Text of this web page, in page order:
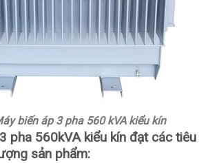
biến áp 3 pha 560 kVA kiểu kín
pha 560kVA kiểu kín đạt các tiêu
sản phẩm: